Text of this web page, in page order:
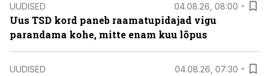
UUDISED 04.08.26, 08:00
Uus TSD kord paneb raamatupidajad vigu
parandama kohe, mitte enam kuu lõpus
UUDISED 04.08.26, 07:30